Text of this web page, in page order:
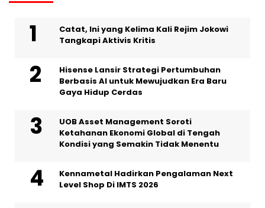
Catat, Ini yang Kelima Kali Rejim Jokowi
Tangkapi Aktivis Kritis
Hisense Lansir Strategi Pertumbuhan
Berbasis AI untuk Mewujudkan Era Baru
Gaya Hidup Cerdas
UOB Asset Management Soroti
Ketahanan Ekonomi Global di Tengah
Kondisi yang Semakin Tidak Menentu
Kennametal Hadirkan Pengalaman Next
Level Shop Di IMTS 2026